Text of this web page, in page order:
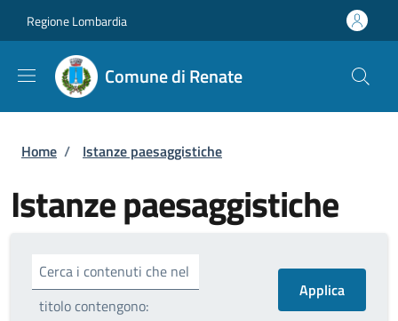
Regione Lombardia
Comune di Renate
Briciole di pane
Home / Istanze paesaggistiche
Istanze paesaggistiche
Cerca i contenuti che nel
titolo contengono: